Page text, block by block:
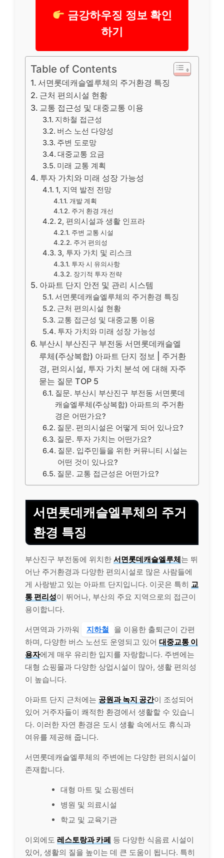
금강하우징 정보 확인
하기
Table of Contents
서면롯데캐슬엘루체의 주거환경 특징
근처 편의시설 현황
교통 접근성 및 대중교통 이용
지하철 접근성
버스 노선 다양성
주변 도로망
대중교통 요금
미래 교통 계획
투자 가치와 미래 성장 가능성
1, 지역 발전 전망
개발 계획
주거 환경 개선
2, 편의시설과 생활 인프라
주변 교통 시설
주거 편의성
3, 투자 가치 및 리스크
투자 시 유의사항
장기적 투자 전략
아파트 단지 안전 및 관리 시스템
서면롯데캐슬엘루체의 주거환경 특징
근처 편의시설 현황
교통 접근성 및 대중교통 이용
투자 가치와 미래 성장 가능성
부산시 부산진구 부전동 서면롯데캐슬엘
루체(주상복합) 아파트 단지 정보 | 주거환
경, 편의시설, 투자 가치 분석 에 대해 자주
묻는 질문 TOP 5
질문. 부산시 부산진구 부전동 서면롯데
캐슬엘루체(주상복합) 아파트의 주거환
경은 어떤가요?
질문. 편의시설은 어떻게 되어 있나요?
질문. 투자 가치는 어떤가요?
질문. 입주민들을 위한 커뮤니티 시설는
어떤 것이 있나요?
질문. 교통 접근성은 어떤가요?
서면롯데캐슬엘루체의 주거
환경 특징
부산진구 부전동에 위치한 서면롯데캐슬엘루체는 뛰
어난 주거환경과 다양한 편의시설로 많은 사람들에
게 사랑받고 있는 아파트 단지입니다. 이곳은 특히 교
통 편리성이 뛰어나, 부산의 주요 지역으로의 접근이
용이합니다.
서면역과 가까워 지하철
을 이용한 출퇴근이 간편
하며, 다양한 버스 노선도 운영되고 있어 대중교통 이
용자에게 매우 유리한 입지를 자랑합니다. 주변에는
대형 쇼핑몰과 다양한 상업시설이 많아, 생활 편의성
이 높습니다.
아파트 단지 근처에는 공원과 녹지 공간이 조성되어
있어 거주자들이 쾌적한 환경에서 생활할 수 있습니
다. 이러한 자연 환경은 도시 생활 속에서도 휴식과
여유를 제공해 줍니다.
서면롯데캐슬엘루체의 주변에는 다양한 편의시설이
존재합니다.
대형 마트 및 쇼핑센터
병원 및 의료시설
학교 및 교육기관
이외에도 레스토랑과 카페 등 다양한 식음료 시설이
있어, 생활의 질을 높이는 데 큰 도움이 됩니다. 특히